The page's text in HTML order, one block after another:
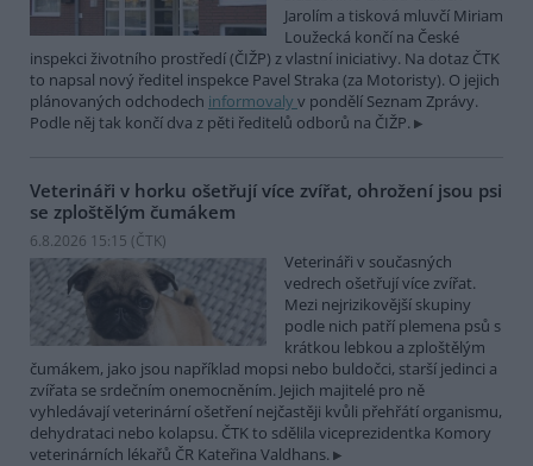
Jarolím a tisková mluvčí Miriam
Loužecká končí na České
inspekci životního prostředí (ČIŽP) z vlastní iniciativy. Na dotaz ČTK
to napsal nový ředitel inspekce Pavel Straka (za Motoristy). O jejich
plánovaných odchodech informovaly v pondělí Seznam Zprávy.
Podle něj tak končí dva z pěti ředitelů odborů na ČIŽP.
Veterináři v horku ošetřují více zvířat, ohrožení jsou psi
se zploštělým čumákem
6.8.2026 15:15 (ČTK)
Veterináři v současných
vedrech ošetřují více zvířat.
Mezi nejrizikovější skupiny
podle nich patří plemena psů s
krátkou lebkou a zploštělým
čumákem, jako jsou například mopsi nebo buldočci, starší jedinci a
zvířata se srdečním onemocněním. Jejich majitelé pro ně
vyhledávají veterinární ošetření nejčastěji kvůli přehřátí organismu,
dehydrataci nebo kolapsu. ČTK to sdělila viceprezidentka Komory
veterinárních lékařů ČR Kateřina Valdhans.